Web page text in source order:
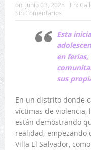
on: junio 03, 2025 En:
Sin Comentarios
Esta
en
sus
En un distrito donde
víctimas de violencia,
están demostrando
realidad, empezando
Villa El Salvador,